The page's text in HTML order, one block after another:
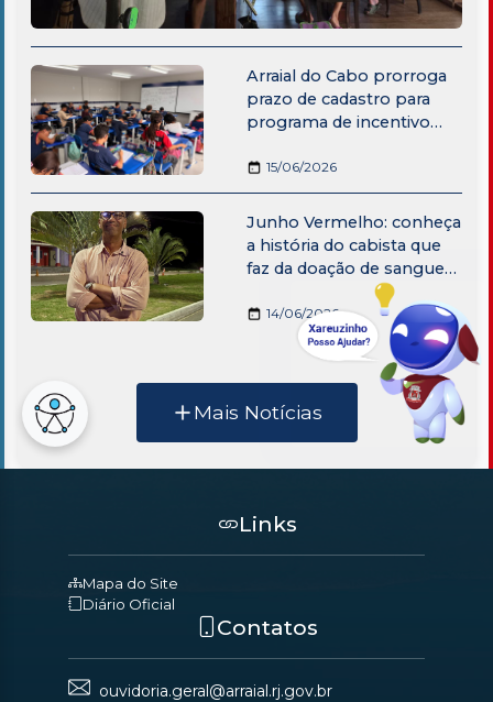
Arraial do Cabo prorroga
prazo de cadastro para
programa de incentivo
permanência escolar
15/06/2026
Junho Vermelho: conheça
a história do cabista que
faz da doação de sangue
um gesto de amor ao
próximo
14/06/2026
Mais Notícias
Links
Mapa do Site
Diário Oficial
Contatos
ouvidoria.geral@arraial.rj.gov.br